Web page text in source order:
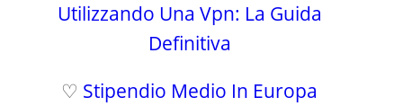
Utilizzando Una Vpn: La Guida
Definitiva
♡ Stipendio Medio In Europa